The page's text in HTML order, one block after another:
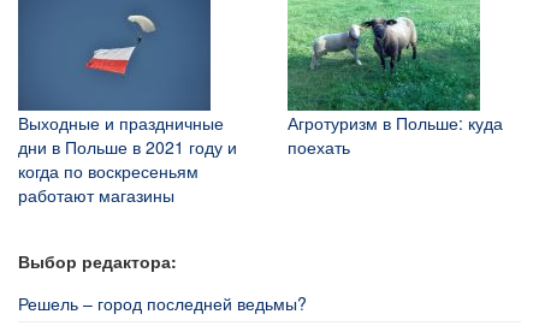
Выходные и праздничные
дни в Польше в 2021 году и
когда по воскресеньям
работают магазины
Агротуризм в Польше: куда
поехать
Выбор редактора:
Решель – город последней ведьмы?